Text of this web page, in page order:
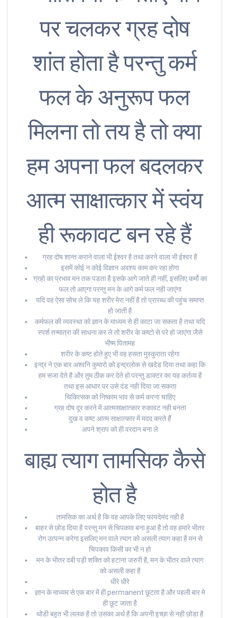
पर चलकर ग्रह दोष
शांत होता है परन्तु कर्म
फल के अनुरूप फल
मिलना तो तय है तो क्या
हम अपना फल बदलकर
आत्म साक्षात्कार में स्वंय
ही रूकावट बन रहे हैं
ग्रह दोष शान्त कराने वाला भी ईश्वर है तथा करने वाला भी ईश्वर है
इसमें कोई न कोई विज्ञान अवश्य काम कर रहा होगा
ग्रहो का प्रभाव मन तक पडता है इसके आगे जाते ही नहीं, इसलिए कर्मो का
फल तो आएगा परन्तु मन के आगे कर्म फल नही जाएंगा
यदि वह ऐसा सोच ले कि यह शरीर मेरा नहीं है तो प्रारब्ध की पहुंच समाप्त
हो जाती है
कर्मफल की व्यवस्था को ज्ञान के माध्यम से ही काटा जा सकता है तथा यदि
स्पर्श तन्मात्रा की साधना कर ले तो शरीर के कष्टो से परे हो जाएंगा जैसे
भीष्म पितामह
शरीर के कष्ट होते हुए भी वह हसता मुस्कुराता रहेगा
इन्द्र ने एक बार अश्वनि कुमारो को इन्द्रलोक से खदेड दिया तथा कहा कि
हम सजा देते है और तुम ठीक कर देते हो परन्तु डाक्टर का यह कर्तव्य है
तथा इस आधार पर उसे दंड नही दिया जा सकता
चिकित्सक को निष्काम भाव से कर्म करना चाहिए
ग्रह दोष दूर करने में आत्मसाक्षात्कार रुकावट नही बनता
दुख व कष्ट आत्म साक्षात्कार में मदद करते हैं
अपने श्राप को ही वरदान बना ले
बाह्य त्याग तामसिक कैसे
होत है
तामसिक का अर्थ है कि वह आपके लिए फायदेमंद नही है
बाहर से छोड दिया है परन्तु मन से चिपकाव बना हुआ है तो वह हमारे भीतर
रोग उत्पन्न करेगा इसलिए मन वाले त्याग को असली त्याग कहा है मन से
चिपकाव किसी का भी न हो
मन के भीतर दबी पड़ी शक्ति को हटाना जरुरी है, मन के भीतर वाले त्याग
को असली कहा है
धीरे धीरे
ज्ञान के माध्यम से एक बार में ही permanent छूटता है और पहली बार मे
ही छूट जाता है
थोडी बहुत भी ललक है तो उसका अर्थ है कि अपनी इच्छा से नही छोडा है